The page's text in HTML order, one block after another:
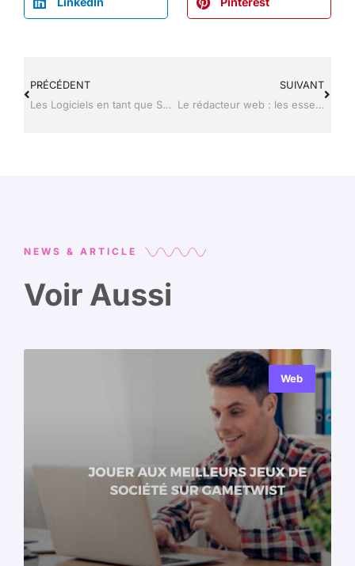
PRÉCÉDENT
Les Logiciels en tant que Service (SaaS) : avantages et caractéristiques
SUIVANT
Le rédacteur web : les essentiels à savoir sur ce métier en vogue
NEWS & ARTICLE
Voir Aussi
Web